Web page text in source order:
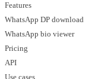
Features
WhatsApp DP download
WhatsApp bio viewer
Pricing
API
Use cases